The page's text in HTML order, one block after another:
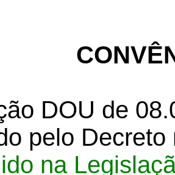
DOU de
pelo Decreto
na